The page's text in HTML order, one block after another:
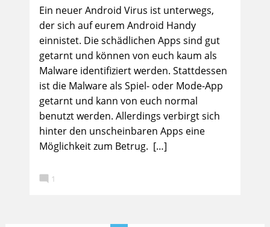
Ein neuer Android Virus ist unterwegs,
der sich auf eurem Android Handy
einnistet. Die schädlichen Apps sind gut
getarnt und können von euch kaum als
Malware identifiziert werden. Stattdessen
ist die Malware als Spiel- oder Mode-App
getarnt und kann von euch normal
benutzt werden. Allerdings verbirgt sich
hinter den unscheinbaren Apps eine
Möglichkeit zum Betrug. […]
 1